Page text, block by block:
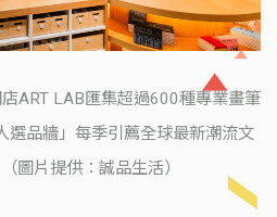
店ART LAB匯集超過600種專業畫筆
選品牆」每季引薦全球最新潮流文
圖片提供：誠品生活）